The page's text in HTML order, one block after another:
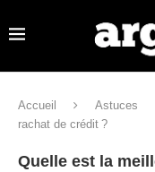
Accueil Astuces
rachat de crédit ?
Quelle est la